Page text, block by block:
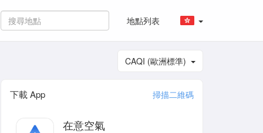
地點列表
CAQI (歐洲標準)
下載 App 掃描二維碼
在意空氣